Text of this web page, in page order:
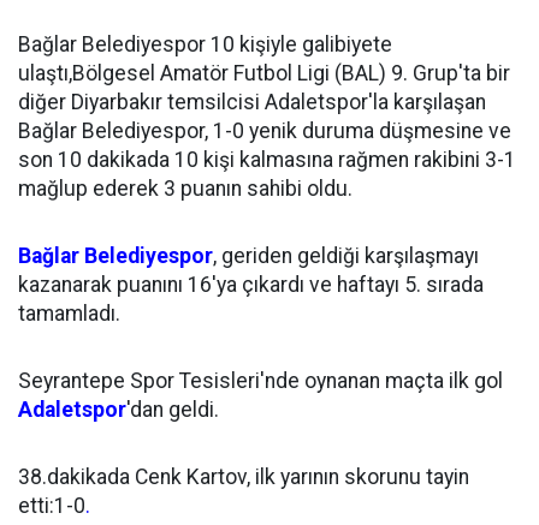
Bağlar Belediyespor 10 kişiyle galibiyete
ulaştı,Bölgesel Amatör Futbol Ligi (BAL) 9. Grup'ta bir
diğer Diyarbakır temsilcisi Adaletspor'la karşılaşan
Bağlar Belediyespor, 1-0 yenik duruma düşmesine ve
son 10 dakikada 10 kişi kalmasına rağmen rakibini 3-1
mağlup ederek 3 puanın sahibi oldu.
Bağlar Belediyespor, geriden geldiği karşılaşmayı
kazanarak puanını 16'ya çıkardı ve haftayı 5. sırada
tamamladı.
Seyrantepe Spor Tesisleri'nde oynanan maçta ilk gol
Adaletspor'dan geldi.
38.dakikada Cenk Kartov, ilk yarının skorunu tayin
etti:1-0.